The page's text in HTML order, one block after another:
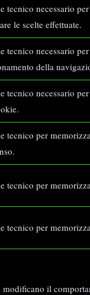
tecnico necessario
le scelte effettuate.
tecnico necessario
della
tecnico necessario
tecnico per
tecnico per
tecnico per
il